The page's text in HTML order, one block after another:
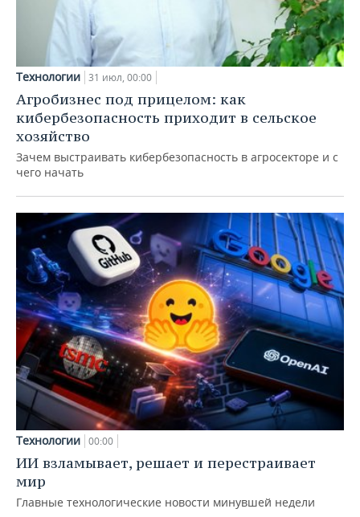
Технологии 31 июл, 00:00
Агробизнес под прицелом: как
кибербезопасность приходит в сельское
хозяйство
Зачем выстраивать кибербезопасность в агросекторе и с
чего начать
Технологии 00:00
ИИ взламывает, решает и перестраивает
мир
Главные технологические новости минувшей недели